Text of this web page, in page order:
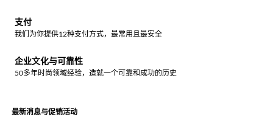
支付
我们为你提供12种支付方式，最常用且最安全
企业文化与可靠性
50多年时尚领域经验，造就一个可靠和成功的历史
最新消息与促销活动